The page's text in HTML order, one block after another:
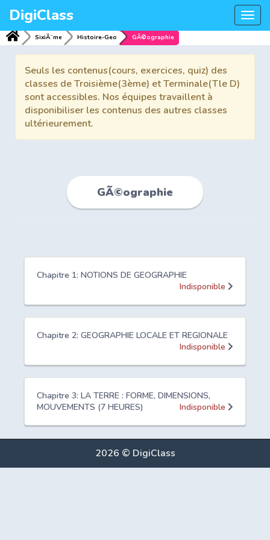
DigiClass
SixiÃ¨me Histoire-Geo GÃ©ographie
Seuls les contenus(cours, exercices, quiz) des
classes de Troisième(3ème) et Terminale(Tle D)
sont accessibles. Nos équipes travaillent à
disponibiliser les contenus des autres classes
ultérieurement.
GÃ©ographie
Chapitre 1: NOTIONS DE GEOGRAPHIE
Indisponible
Chapitre 2: GEOGRAPHIE LOCALE ET REGIONALE
Indisponible
Chapitre 3: LA TERRE : FORME, DIMENSIONS,
MOUVEMENTS (7 HEURES)
Indisponible
2026 © DigiClass